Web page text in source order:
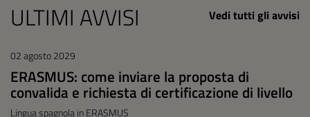
ULTIMI AVVISI Vedi tutti gli avvisi
02 agosto 2029
ERASMUS: come inviare la proposta di
convalida e richiesta di certificazione di livello
Lingua spagnola in ERASMUS